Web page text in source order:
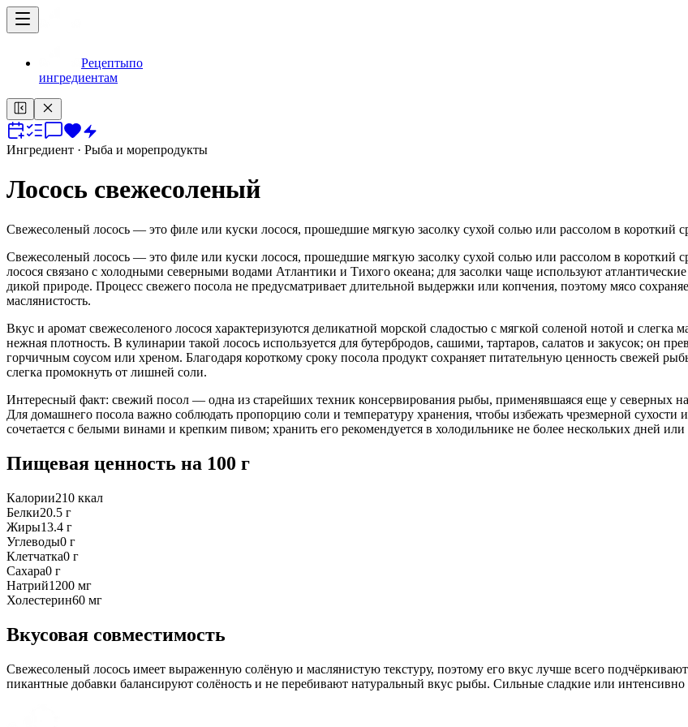
Рецептыпо
ингредиентам
Ингредиент · Рыба и морепродукты
Лосось свежесоленый
Свежесоленый лосось — это филе или куски лосося, прошедшие мягкую засолку сухой солью или рассолом в короткий
Свежесоленый лосось — это филе или куски лосося, прошедшие мягкую засолку сухой солью или рассолом в короткий
лосося связано с холодными северными водами Атлантики и Тихого океана; для засолки чаще используют
дикой природе. Процесс свежего посола не предусматривает длительной выдержки или копчения, поэтому мясо
маслянистость.
Вкус и аромат свежесоленого лосося характеризуются деликатной морской сладостью с мягкой соленой нотой и слегка
нежная плотность. В кулинарии такой лосось используется для бутербродов, сашими, тартаров, салатов и закусок; он
горчичным соусом или хреном. Благодаря короткому сроку посола продукт сохраняет питательную ценность свежей
слегка промокнуть от лишней соли.
Интересный факт: свежий посол — одна из старейших техник консервирования рыбы, применявшаяся еще у северных
Для домашнего посола важно соблюдать пропорцию соли и температуру хранения, чтобы избежать чрезмерной
сочетается с белыми винами и крепким пивом; хранить его рекомендуется в холодильнике не более нескольких дней или
Пищевая ценность на 100 г
Калории210 ккал
Белки20.5 г
Жиры13.4 г
Углеводы0 г
Клетчатка0 г
Сахара0 г
Натрий1200 мг
Холестерин60 мг
Вкусовая совместимость
Свежесоленый лосось имеет выраженную солёную и маслянистую текстуру, поэтому его вкус лучше всего
пикантные добавки балансируют солёность и не перебивают натуральный вкус рыбы. Сильные сладкие или